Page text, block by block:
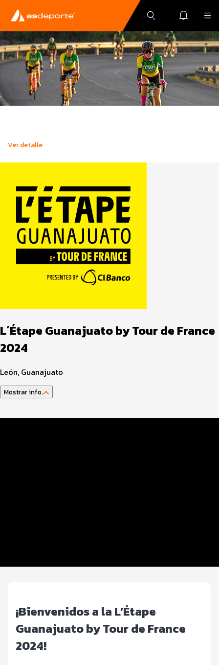
Ver detalle
L´Étape Guanajuato by Tour de France
2024
León, Guanajuato
Mostrar info.
¡Bienvenidos a la L’Étape
Guanajuato by Tour de France
2024!